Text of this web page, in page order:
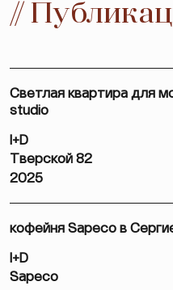
//
Светлая квартира для
studio
I+D
Тверской 82
2025
кофейня Sapeco в
I+D
Sapeco